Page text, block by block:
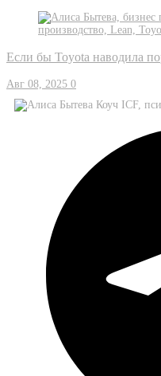
Если бы Toyota наводила
Авг 08, 2025 0